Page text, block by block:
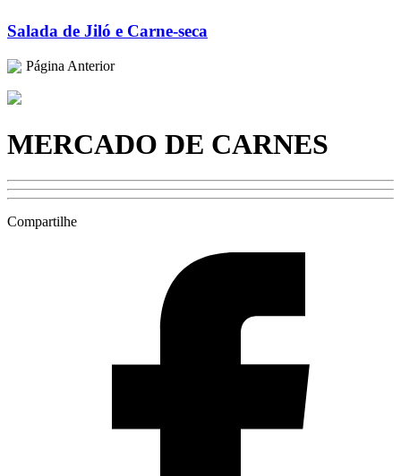
Salada de Jiló e Carne-seca
Página Anterior
MERCADO DE CARNES
Compartilhe